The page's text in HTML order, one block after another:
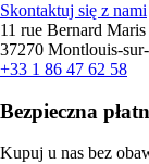
Skontaktuj się z nami
11 rue Bernard Maris
37270 Montlouis-
+33 1 86 47 62 58
Bezpieczna
Kupuj u nas bez